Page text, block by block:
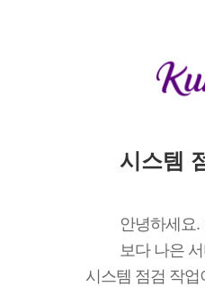
시스템
안녕하세요.
보다 나은
시스템 점검 작